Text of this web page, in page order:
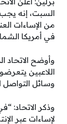
السبت، إنه يجب
من الإساءات
في أمريكا
وأوضح الاتحاد
اللاعبين
وسائل
وذكر الاتحاد:
لإساءات عبر